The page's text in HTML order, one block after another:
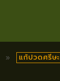
9 แก้ปวดศรีษะ